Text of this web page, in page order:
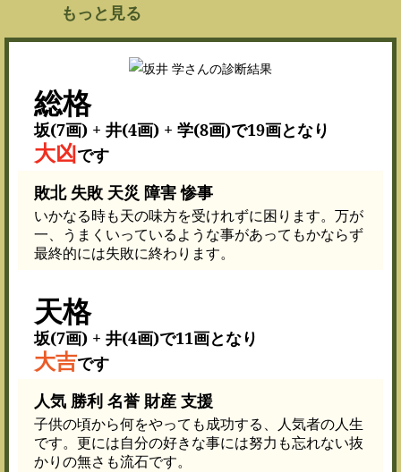
もっと見る
総格
坂(7画) + 井(4画) + 学(8画)で19画となり
大凶です
敗北 失敗 天災 障害 惨事
いかなる時も天の味方を受けれずに困ります。万が
一、うまくいっているような事があってもかならず
最終的には失敗に終わります。
天格
坂(7画) + 井(4画)で11画となり
大吉です
人気 勝利 名誉 財産 支援
子供の頃から何をやっても成功する、人気者の人生
です。更には自分の好きな事には努力も忘れない抜
かりの無さも流石です。